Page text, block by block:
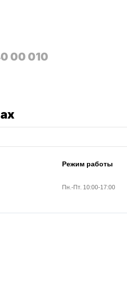
00 010
Режим работы
Пн.-Пт. 10:00-17:00